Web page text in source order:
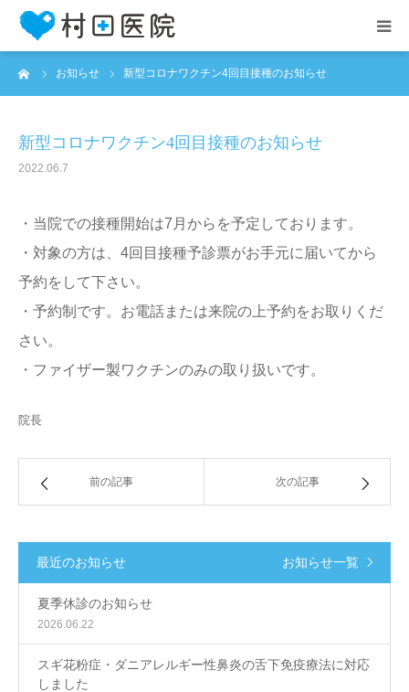
お知らせ 新型コロナワクチン4回目接種のお知らせ
新型コロナワクチン4回目接種のお知らせ
2022.06.7
・当院での接種開始は7月からを予定しております。
・対象の方は、4回目接種予診票がお手元に届いてから
予約をして下さい。
・予約制です。お電話または来院の上予約をお取りくだ
さい。
・ファイザー製ワクチンのみの取り扱いです。
院長
前の記事 次の記事
最近のお知らせ お知らせ一覧
夏季休診のお知らせ
2026.06.22
スギ花粉症・ダニアレルギー性鼻炎の舌下免疫療法に対応
しました
HOME
診療案内
アクセス